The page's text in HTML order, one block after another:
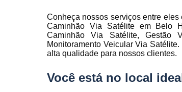
Conheça nossos serviços entre
Caminhão Via Satélite em Belo
Caminhão Via Satélite, Gestão
Monitoramento Veicular Via
alta qualidade para nossos clientes.
Você está no local